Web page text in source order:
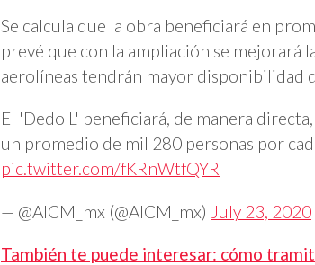
Se calcula que la obra beneficiará en
prevé que con la ampliación se mejorará
aerolíneas tendrán mayor disponibilidad
El 'Dedo L' beneficiará, de manera
un promedio de mil 280 personas por
pic.twitter.com/fKRnWtfQYR
— @AICM_mx (@AICM_mx) July 23, 2020
También te puede interesar: cómo